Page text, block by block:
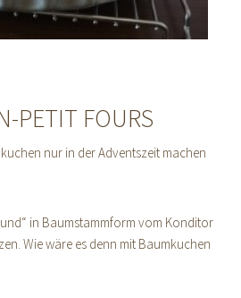
PETIT FOURS
nur in der Adventszeit machen
in Baumstammform vom Konditor
Wie wäre es denn mit Baumkuchen